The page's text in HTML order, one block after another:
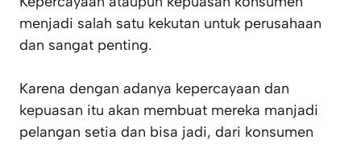
menjadi salah satu kekutan untuk perusahaan
dan sangat penting.
Karena dengan adanya kepercayaan dan
kepuasan itu akan membuat mereka manjadi
pelangan setia dan bisa jadi, dari konsumen